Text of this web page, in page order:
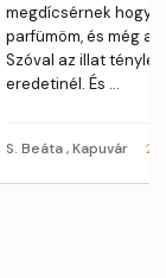
megdícsérnek hogy
parfümöm, és még a
Szóval az illat
eredetinél. És …
S. Beáta , Kapuvár